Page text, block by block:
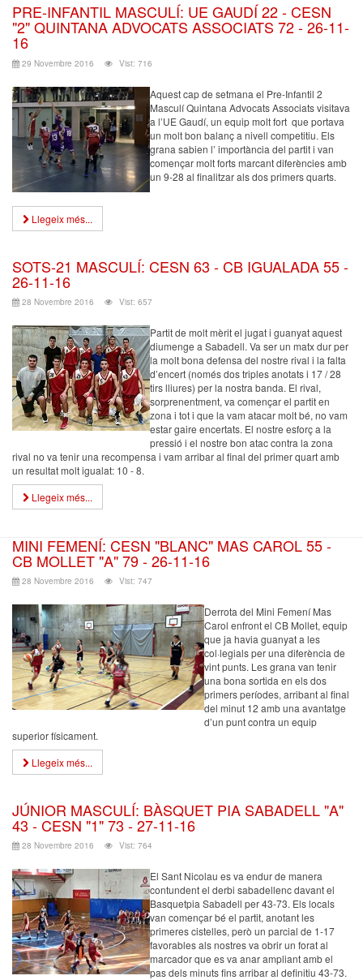
PRE-INFANTIL MASCULÍ: UE GAUDÍ 22 - CESN
"2" QUINTANA ADVOCATS ASSOCIATS 72 - 26-11-
16
29 Novembre 2016 Vist: 716
Aquest cap de setmana el Pre-Infantil 2
Masculí Quintana Advocats Associats visitava
a l’UE Gaudí, un equip molt fort que portava
un molt bon balanç a nivell competitiu. Els
grana sabien l’ importància del partit i van
començar molt forts marcant diferències amb
un 9-28 al finalitzar als dos primers quarts.
Llegeix més...
SOTS-21 MASCULÍ: CESN 63 - CB IGUALADA 55 -
26-11-16
28 Novembre 2016 Vist: 657
Partit de molt mèrit el jugat i guanyat aquest
diumenge a Sabadell. Va ser un matx dur per
la molt bona defensa del nostre rival i la falta
d’encert (només dos triples anotats i 17 / 28
tirs lliures) per la nostra banda. El rival,
sorprenentment, va començar el partit en
zona i tot i que la vam atacar molt bé, no vam
estar gaire encertats. El nostre esforç a la
pressió i el nostre bon atac contra la zona
rival no va tenir una recompensa i vam arribar al final del primer quart amb
un resultat molt igualat: 10 - 8.
Llegeix més...
MINI FEMENÍ: CESN "BLANC" MAS CAROL 55 -
CB MOLLET "A" 79 - 26-11-16
28 Novembre 2016 Vist: 747
Derrota del Mini Femení Mas
Carol enfront el CB Mollet, equip
que ja havia guanyat a les
col·legials per una diferència de
vint punts. Les grana van tenir
una bona sortida en els dos
primers períodes, arribant al final
del minut 12 amb una avantatge
d’un punt contra un equip
superior físicament.
Llegeix més...
JÚNIOR MASCULÍ: BÀSQUET PIA SABADELL "A"
43 - CESN "1" 73 - 27-11-16
28 Novembre 2016 Vist: 764
El Sant Nicolau es va endur de manera
contundent el derbi sabadellenc davant el
Basquetpia Sabadell per 43-73. Els locals
van començar bé el partit, anotant les
primeres cistelles, però un parcial de 1-17
favorables als nostres va obrir un forat al
marcador que es va anar ampliant amb el
pas dels minuts fins arribar al definitiu 43-73.